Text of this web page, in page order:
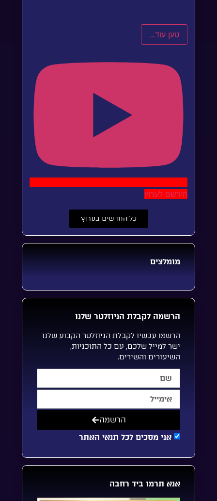
טען עוד...
הירשם לערוץ
כל החדשים בערוץ
מומלצים
הרשמה לקבלת הניוזלטר שלנו
הרשמו עכשיו לקבלת הניוזלטר הקבוע שלנו
ישר למייל שלכם, עם כל התוכניות,
השיעורים והשירים.
אני מסכים לכל תנאי האתר
הרשמה
אנא תרמו ביד רחבה